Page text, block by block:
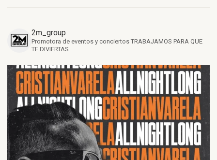
2m_group
Promotora de eventos y conciertos TRABAJAMOS PARA QUE
TE DIVIERTAS